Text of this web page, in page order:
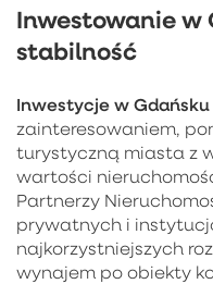
Inwestowanie w
stabilność
Inwestycje w Gdańsku
zainteresowaniem,
turystyczną miasta z
wartości
Partnerzy
prywatnych i
najkorzystniejszych
wynajem po obiekty